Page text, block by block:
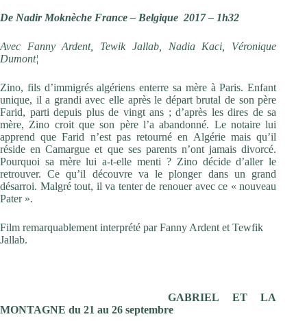
De Nadir Moknèche France – Belgique 2017 – 1h32
Avec Fanny Ardent, Tewik Jallab, Nadia Kaci, Véronique
Dumont¦
Zino, fils d’immigrés algériens enterre sa mère à Paris. Enfant
unique, il a grandi avec elle après le départ brutal de son père
Farid, parti depuis plus de vingt ans ; d’après les dires de sa
mère, Zino croit que son père l’a abandonné. Le notaire lui
apprend que Farid n’est pas retourné en Algérie mais qu’il
réside en Camargue et que ses parents n’ont jamais divorcé.
Pourquoi sa mère lui a-t-elle menti ? Zino décide d’aller le
retrouver. Ce qu’il découvre va le plonger dans un grand
désarroi. Malgré tout, il va tenter de renouer avec ce « nouveau
Pater ».
Film remarquablement interprété par Fanny Ardent et Tewfik
Jallab.
GABRIEL ET LA
MONTAGNE du 21 au 26 septembre